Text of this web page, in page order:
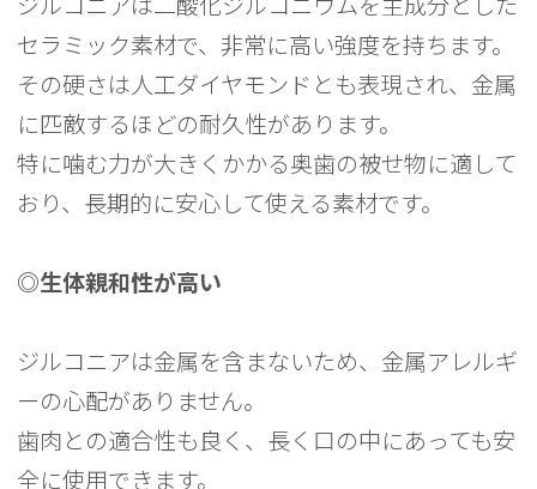
セラミック素材で、非常に高い強度を持ちます。
その硬さは人工ダイヤモンドとも表現され、金属
に匹敵するほどの耐久性があります。
特に噛む力が大きくかかる奥歯の被せ物に適して
おり、長期的に安心して使える素材です。
◎生体親和性が高い
ジルコニアは金属を含まないため、金属アレルギ
ーの心配がありません。
歯肉との適合性も良く、長く口の中にあっても安
全に使用できます。